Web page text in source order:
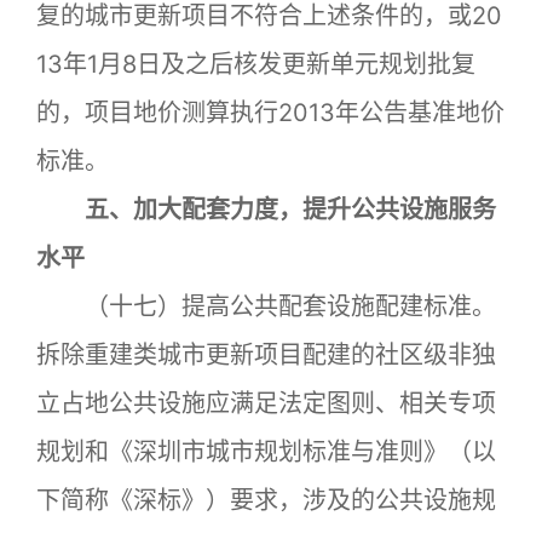
复的城市更新项目不符合上述条件的，或20
13年1月8日及之后核发更新单元规划批复
的，项目地价测算执行2013年公告基准地价
标准。
五、加大配套力度，提升公共设施服务
水平
（十七）提高公共配套设施配建标准。
拆除重建类城市更新项目配建的社区级非独
立占地公共设施应满足法定图则、相关专项
规划和《深圳市城市规划标准与准则》（以
下简称《深标》）要求，涉及的公共设施规